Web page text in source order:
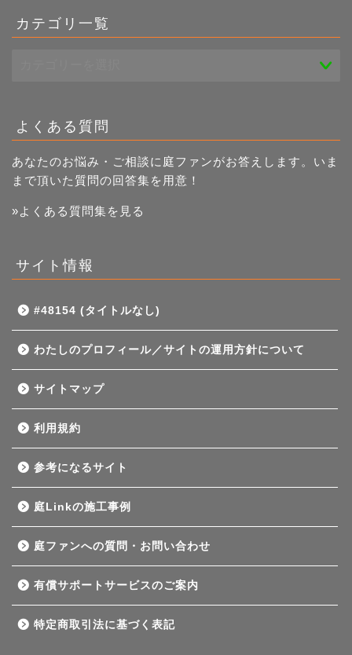
一
覧
カテゴリ一覧
よくある質問
あなたのお悩み・ご相談に庭ファンがお答えします。いま
まで頂いた質問の回答集を用意！
»よくある質問集を見る
サイト情報
#48154 (タイトルなし)
わたしのプロフィール／サイトの運用方針について
サイトマップ
利用規約
参考になるサイト
庭Linkの施工事例
庭ファンへの質問・お問い合わせ
有償サポートサービスのご案内
特定商取引法に基づく表記